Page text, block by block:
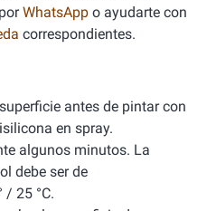
WhatsApp o ayudarte con
correspondientes.
antes de pintar con
en spray.
algunos minutos. La
debe ser de
/ 25 °C.